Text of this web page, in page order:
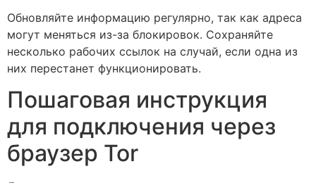
Обновляйте информацию регулярно, так как адреса
могут меняться из-за блокировок. Сохраняйте
несколько рабочих ссылок на случай, если одна из
них перестанет функционировать.
Пошаговая инструкция
для подключения через
браузер Tor